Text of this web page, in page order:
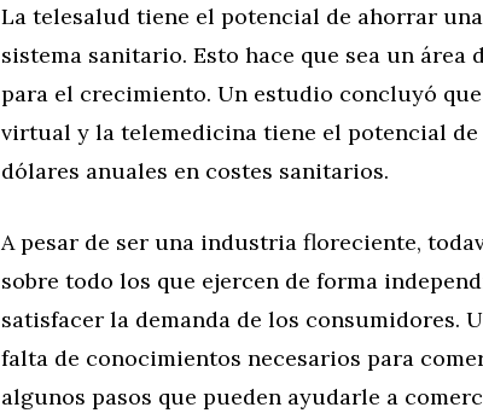
La telesalud tiene el potencial de ahorrar
sistema sanitario. Esto hace que sea un
para el crecimiento. Un estudio concluyó
virtual y la telemedicina tiene el potencial
dólares anuales en costes sanitarios.
A pesar de ser una industria floreciente,
sobre todo los que ejercen de forma
satisfacer la demanda de los consumidores.
falta de conocimientos necesarios para
algunos pasos que pueden ayudarle a